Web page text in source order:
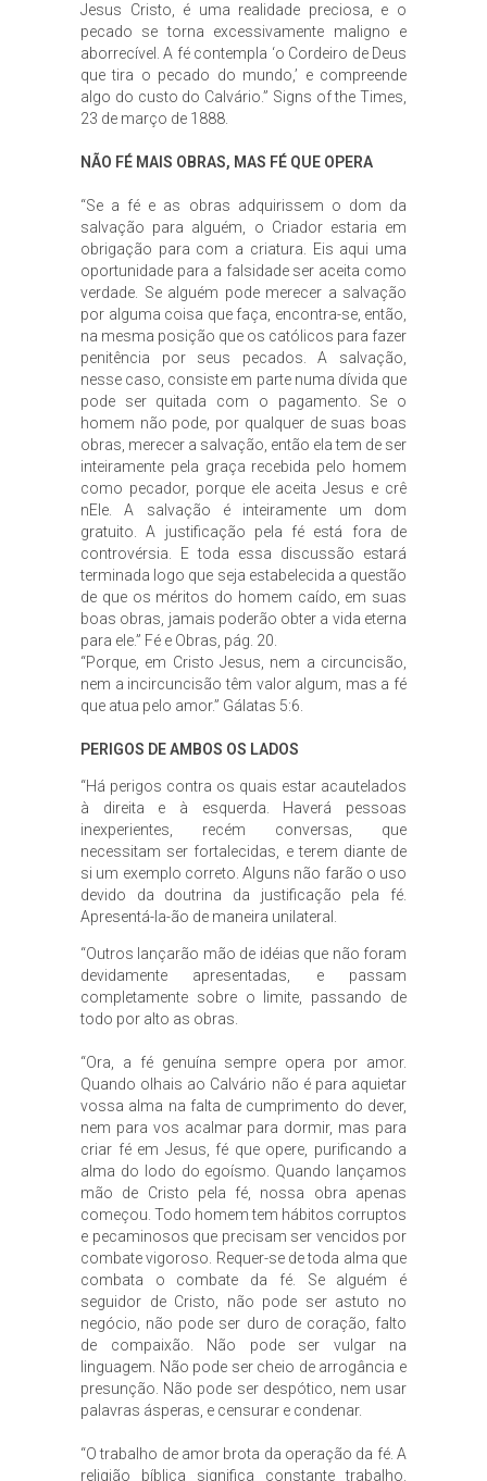
Jesus Cristo, é uma realidade preciosa, e o
pecado se torna excessivamente maligno e
aborrecível. A fé contempla ‘o Cordeiro de Deus
que tira o pecado do mundo,’ e compreende
algo do custo do Calvário.” Signs of the Times,
23 de março de 1888.
NÃO FÉ MAIS OBRAS, MAS FÉ QUE OPERA
“Se a fé e as obras adquirissem o dom da
salvação para alguém, o Criador estaria em
obrigação para com a criatura. Eis aqui uma
oportunidade para a falsidade ser aceita como
verdade. Se alguém pode merecer a salvação
por alguma coisa que faça, encontra-se, então,
na mesma posição que os católicos para fazer
penitência por seus pecados. A salvação,
nesse caso, consiste em parte numa dívida que
pode ser quitada com o pagamento. Se o
homem não pode, por qualquer de suas boas
obras, merecer a salvação, então ela tem de ser
inteiramente pela graça recebida pelo homem
como pecador, porque ele aceita Jesus e crê
nEle. A salvação é inteiramente um dom
gratuito. A justificação pela fé está fora de
controvérsia. E toda essa discussão estará
terminada logo que seja estabelecida a questão
de que os méritos do homem caído, em suas
boas obras, jamais poderão obter a vida eterna
para ele.” Fé e Obras, pág. 20.
“Porque, em Cristo Jesus, nem a circuncisão,
nem a incircuncisão têm valor algum, mas a fé
que atua pelo amor.” Gálatas 5:6.
PERIGOS DE AMBOS OS LADOS
“Há perigos contra os quais estar acautelados
à direita e à esquerda. Haverá pessoas
inexperientes, recém conversas, que
necessitam ser fortalecidas, e terem diante de
si um exemplo correto. Alguns não farão o uso
devido da doutrina da justificação pela fé.
Apresentá-la-ão de maneira unilateral.
“Outros lançarão mão de idéias que não foram
devidamente apresentadas, e passam
completamente sobre o limite, passando de
todo por alto as obras.
“Ora, a fé genuína sempre opera por amor.
Quando olhais ao Calvário não é para aquietar
vossa alma na falta de cumprimento do dever,
nem para vos acalmar para dormir, mas para
criar fé em Jesus, fé que opere, purificando a
alma do lodo do egoísmo. Quando lançamos
mão de Cristo pela fé, nossa obra apenas
começou. Todo homem tem hábitos corruptos
e pecaminosos que precisam ser vencidos por
combate vigoroso. Requer-se de toda alma que
combata o combate da fé. Se alguém é
seguidor de Cristo, não pode ser astuto no
negócio, não pode ser duro de coração, falto
de compaixão. Não pode ser vulgar na
linguagem. Não pode ser cheio de arrogância e
presunção. Não pode ser despótico, nem usar
palavras ásperas, e censurar e condenar.
“O trabalho de amor brota da operação da fé. A
religião bíblica significa constante trabalho.